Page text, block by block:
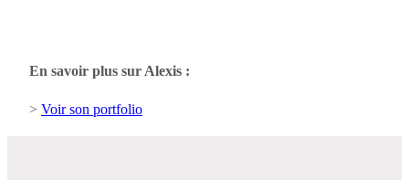
En savoir plus sur Alexis :
> Voir son portfolio